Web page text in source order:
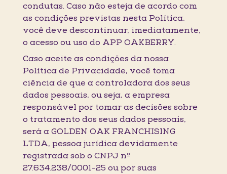
condutas. Caso não esteja de acordo com
as condições previstas nesta Política,
você deve descontinuar, imediatamente,
o acesso ou uso do APP OAKBERRY.
Caso aceite as condições da nossa
Política de Privacidade, você toma
ciência de que a controladora dos seus
dados pessoais, ou seja, a empresa
responsável por tomar as decisões sobre
o tratamento dos seus dados pessoais,
será a GOLDEN OAK FRANCHISING
LTDA, pessoa jurídica devidamente
registrada sob o CNPJ nº
27.634.238/0001-25 ou por suas